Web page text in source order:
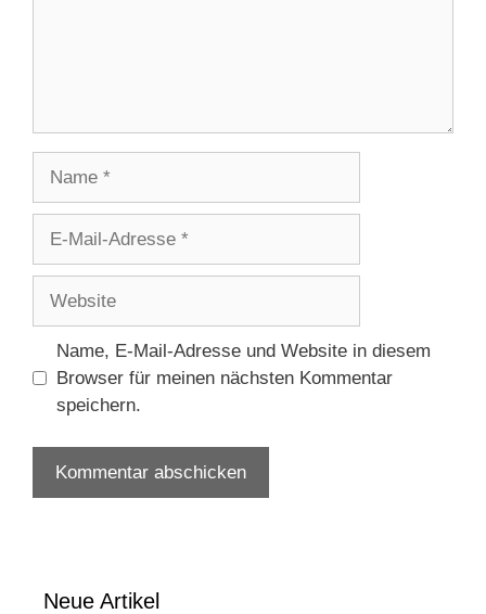
Adresse
Name, E-Mail-Adresse und Website in diesem
Browser für meinen nächsten Kommentar
speichern.
Neue Artikel